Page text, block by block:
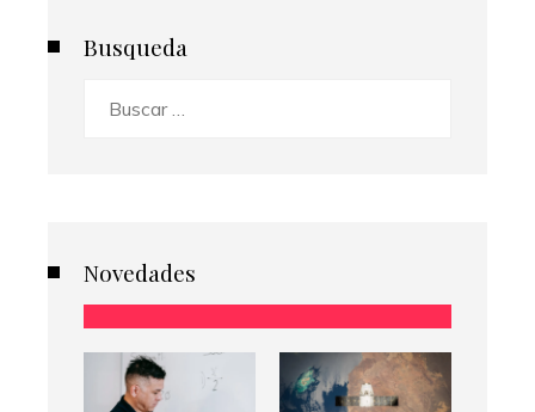
Busqueda
Novedades